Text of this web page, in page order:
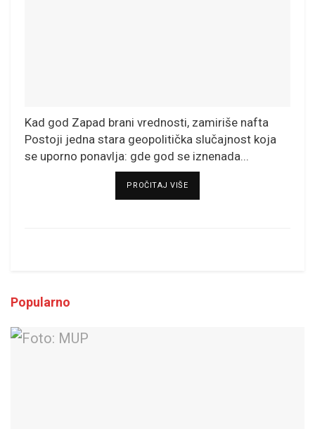
Kad god Zapad brani vrednosti, zamiriše nafta
Postoji jedna stara geopolitička slučajnost koja
se uporno ponavlja: gde god se iznenada...
PROČITAJ VIŠEDETAILS
Popularno